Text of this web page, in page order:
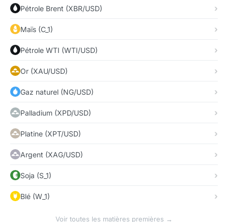
Pétrole Brent (XBR/USD)
Maïs (C_1)
Pétrole WTI (WTI/USD)
Or (XAU/USD)
Gaz naturel (NG/USD)
Palladium (XPD/USD)
Platine (XPT/USD)
Argent (XAG/USD)
Soja (S_1)
Blé (W_1)
Voir toutes les matières premières →